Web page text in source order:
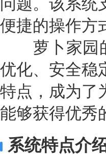
问题。该系统
便捷的操作方
萝卜家园的
优化、安全稳
特点，成为了
能够获得优秀
系统特点介